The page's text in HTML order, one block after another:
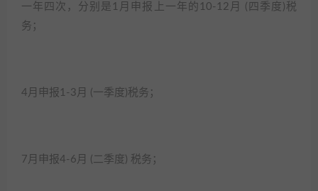
一年四次，分别是1月申报上一年的10-12月 (四季度)税
务；​
4月申报1-3月 (一季度)税务；​
7月申报4-6月 (二季度) 税务；​